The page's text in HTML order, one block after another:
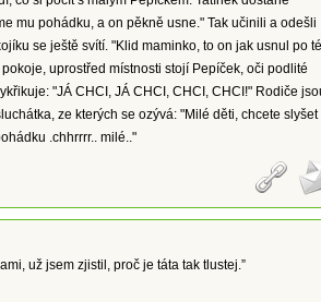
mu pohádku, a on pěkně usne." Tak učinili a odešli
se ještě svítí. "Klid maminko, to on jak usnul po té
uprostřed místnosti stojí Pepíček, oči podlité
"JÁ CHCI, JÁ CHCI, CHCI, CHCI!" Rodiče
ze kterých se ozývá: "Milé děti, chcete slyšet
.chhrrrr.. milé.."
už jsem zjistil, proč je táta tak tlustej.”